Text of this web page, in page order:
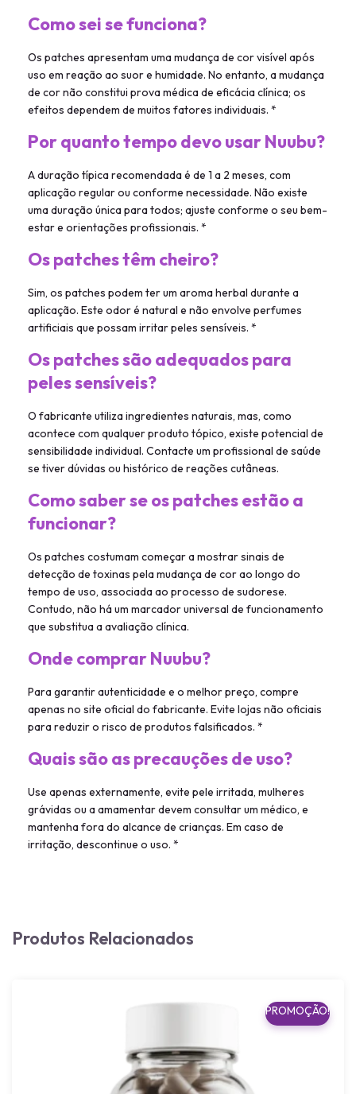
Como sei se funciona?
Os patches apresentam uma mudança de cor visível após
uso em reação ao suor e humidade. No entanto, a mudança
de cor não constitui prova médica de eficácia clínica; os
efeitos dependem de muitos fatores individuais. *
Por quanto tempo devo usar Nuubu?
A duração típica recomendada é de 1 a 2 meses, com
aplicação regular ou conforme necessidade. Não existe
uma duração única para todos; ajuste conforme o seu bem-
estar e orientações profissionais. *
Os patches têm cheiro?
Sim, os patches podem ter um aroma herbal durante a
aplicação. Este odor é natural e não envolve perfumes
artificiais que possam irritar peles sensíveis. *
Os patches são adequados para
peles sensíveis?
O fabricante utiliza ingredientes naturais, mas, como
acontece com qualquer produto tópico, existe potencial de
sensibilidade individual. Contacte um profissional de saúde
se tiver dúvidas ou histórico de reações cutâneas.
Como saber se os patches estão a
funcionar?
Os patches costumam começar a mostrar sinais de
detecção de toxinas pela mudança de cor ao longo do
tempo de uso, associada ao processo de sudorese.
Contudo, não há um marcador universal de funcionamento
que substitua a avaliação clínica.
Onde comprar Nuubu?
Para garantir autenticidade e o melhor preço, compre
apenas no site oficial do fabricante. Evite lojas não oficiais
para reduzir o risco de produtos falsificados. *
Quais são as precauções de uso?
Use apenas externamente, evite pele irritada, mulheres
grávidas ou a amamentar devem consultar um médico, e
mantenha fora do alcance de crianças. Em caso de
irritação, descontinue o uso. *
Produtos Relacionados
PROMOÇÃO!